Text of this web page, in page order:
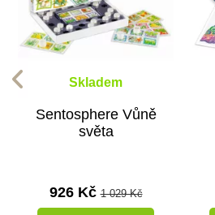
Skladem
Sentosphere Vůně
světa
926 Kč1 029 Kč